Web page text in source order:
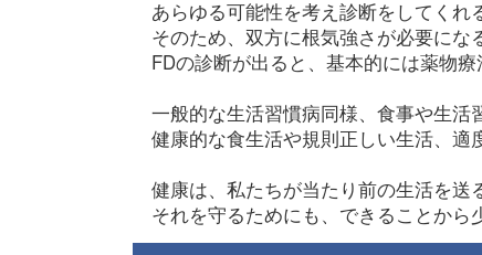
あらゆる可能性を考え診断をしてくれ
そのため、双方に根気強さが必要にな
FDの診断が出ると、基本的には薬物
一般的な生活習慣病同様、食事や生活
健康的な食生活や規則正しい生活、適
健康は、私たちが当たり前の生活を送
それを守るためにも、できることから